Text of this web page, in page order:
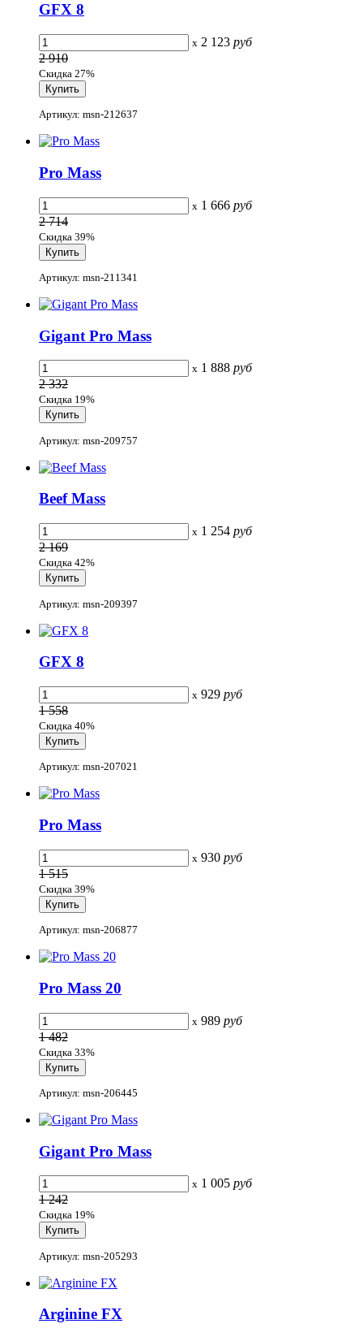
GFX 8
x 2 123 руб
2 910
Скидка 27%
Артикул: msn-212637
Pro Mass
x 1 666 руб
2 714
Скидка 39%
Артикул: msn-211341
Gigant Pro Mass
x 1 888 руб
2 332
Скидка 19%
Артикул: msn-209757
Beef Mass
x 1 254 руб
2 169
Скидка 42%
Артикул: msn-209397
GFX 8
x 929 руб
1 558
Скидка 40%
Артикул: msn-207021
Pro Mass
x 930 руб
1 515
Скидка 39%
Артикул: msn-206877
Pro Mass 20
x 989 руб
1 482
Скидка 33%
Артикул: msn-206445
Gigant Pro Mass
x 1 005 руб
1 242
Скидка 19%
Артикул: msn-205293
Arginine FX